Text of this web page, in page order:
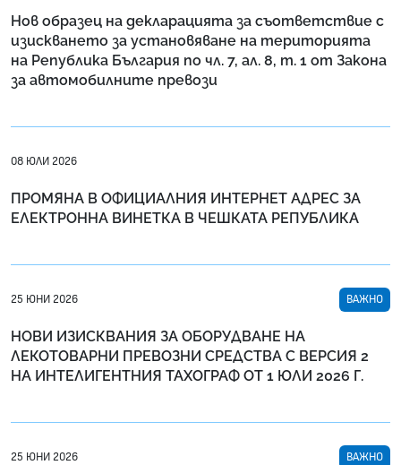
Нов образец на декларацията за съответствие с
изискването за установяване на територията
на Република България по чл. 7, ал. 8, т. 1 от Закона
за автомобилните превози
08 ЮЛИ 2026
ПРОМЯНА В ОФИЦИАЛНИЯ ИНТЕРНЕТ АДРЕС ЗА
ЕЛЕКТРОННА ВИНЕТКА В ЧЕШКАТА РЕПУБЛИКА
25 ЮНИ 2026 ВАЖНО
НОВИ ИЗИСКВАНИЯ ЗА ОБОРУДВАНЕ НА
ЛЕКОТОВАРНИ ПРЕВОЗНИ СРЕДСТВА С ВЕРСИЯ 2
НА ИНТЕЛИГЕНТНИЯ ТАХОГРАФ ОТ 1 ЮЛИ 2026 Г.
25 ЮНИ 2026 ВАЖНО